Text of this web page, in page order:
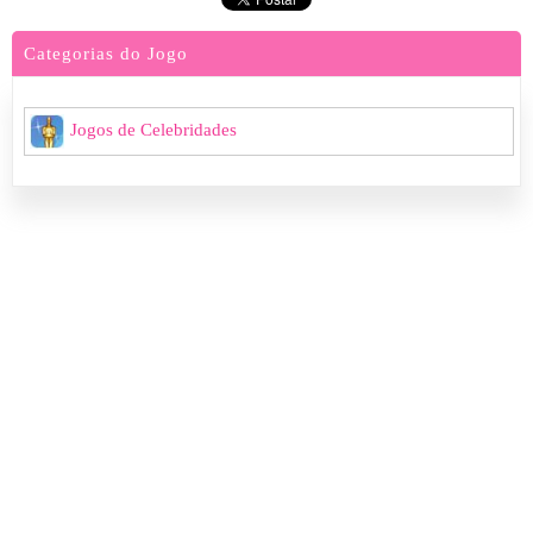
Categorias do Jogo
Jogos de Celebridades